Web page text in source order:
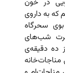
در خون
که به داروی
سحرگاه
شب‌های
ده دقیقه‌ی